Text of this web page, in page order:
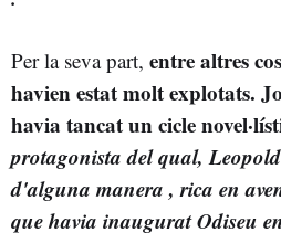
Per la seva part, entre altres
havien estat molt explotats.
havia tancat un cicle
protagonista del qual,
d'alguna manera, rica en
que havia inaugurat Odiseu